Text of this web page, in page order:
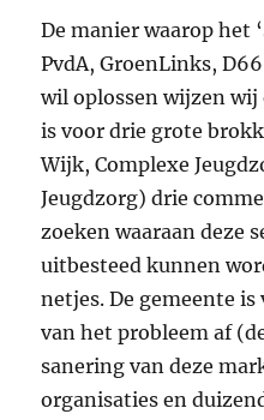
De manier waarop het
PvdA, GroenLinks,
wil oplossen wijzen
is voor drie grote
Wijk, Complexe
Jeugdzorg) drie
zoeken waaraan deze
uitbesteed kunnen
netjes. De gemeente
van het probleem af
sanering van deze
organisaties en